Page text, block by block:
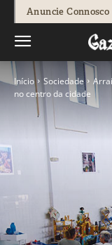
Anuncie Connosco
Início Sociedade
no centro da cidade